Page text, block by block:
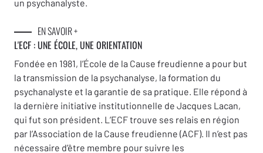
un psychanalyste.
EN SAVOIR +
L'ECF : UNE ÉCOLE, UNE ORIENTATION
Fondée en 1981, l’École de la Cause freudienne a pour but
la transmission de la psychanalyse, la formation du
psychanalyste et la garantie de sa pratique. Elle répond à
la dernière initiative institutionnelle de Jacques Lacan,
qui fut son président. L’ECF trouve ses relais en région
par l’Association de la Cause freudienne (ACF). Il n’est pas
nécessaire d’être membre pour suivre les